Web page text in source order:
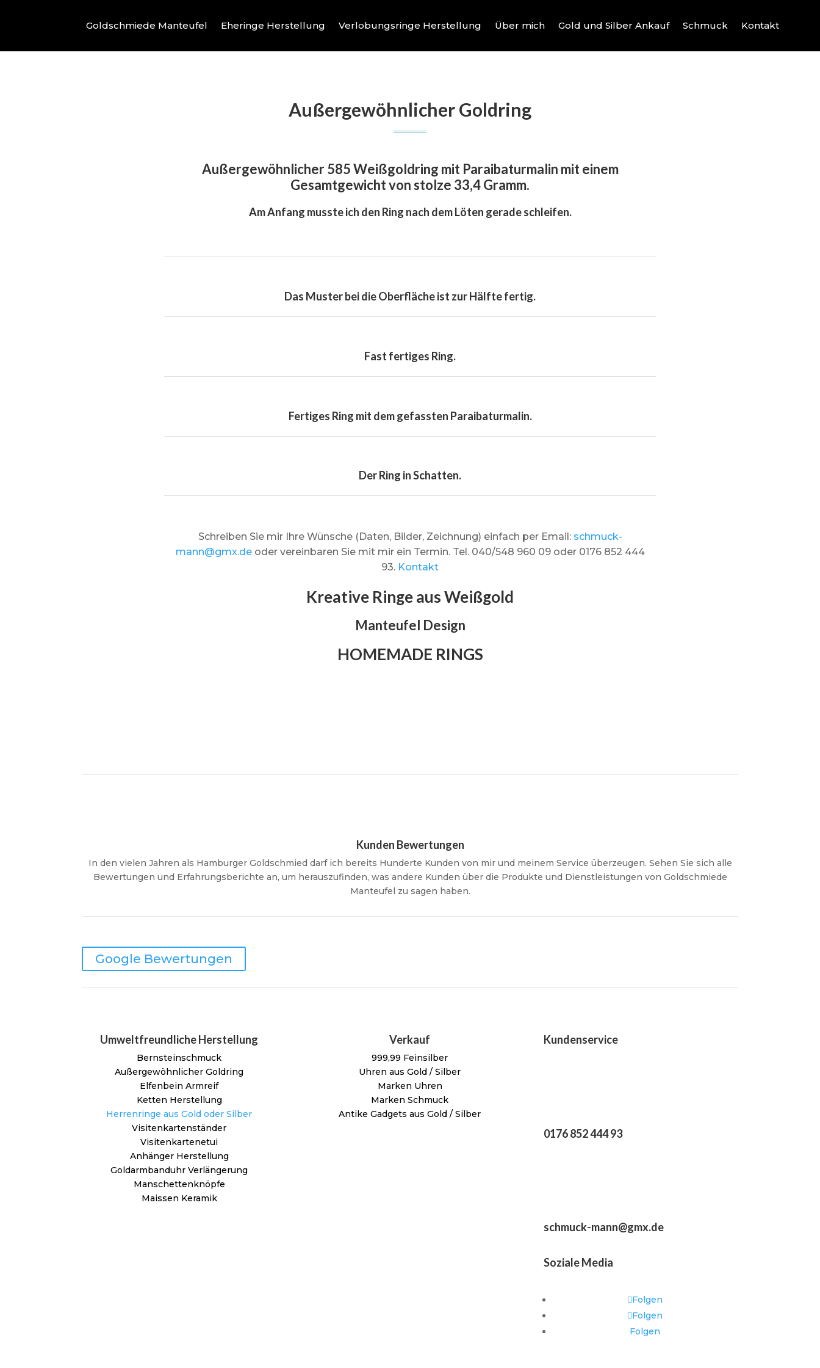
Goldschmiede Manteufel Eheringe Herstellung Verlobungsringe Herstellung Über mich Gold und Silber Ankauf Schmuck Kontakt
Außergewöhnlicher Goldring
Außergewöhnlicher 585 Weißgoldring mit Paraibaturmalin mit einem
Gesamtgewicht von stolze 33,4 Gramm.
Am Anfang musste ich den Ring nach dem Löten gerade schleifen.
Das Muster bei die Oberfläche ist zur Hälfte fertig.
Fast fertiges Ring.
Fertiges Ring mit dem gefassten Paraibaturmalin.
Der Ring in Schatten.
Schreiben Sie mir Ihre Wünsche (Daten, Bilder, Zeichnung) einfach per Email: schmuck-
mann@gmx.de oder vereinbaren Sie mit mir ein Termin. Tel. 040/548 960 09 oder 0176 852 444
93. Kontakt
Kreative Ringe aus Weißgold
Manteufel Design
HOMEMADE RINGS
Kunden Bewertungen
In den vielen Jahren als Hamburger Goldschmied darf ich bereits Hunderte Kunden von mir und meinem Service überzeugen. Sehen Sie sich alle
Bewertungen und Erfahrungsberichte an, um herauszufinden, was andere Kunden über die Produkte und Dienstleistungen von Goldschmiede
Manteufel zu sagen haben.
Google Bewertungen
Umweltfreundliche Herstellung
Bernsteinschmuck
Außergewöhnlicher Goldring
Elfenbein Armreif
Ketten Herstellung
Herrenringe aus Gold oder Silber
Visitenkartenständer
Visitenkartenetui
Anhänger Herstellung
Goldarmbanduhr Verlängerung
Manschettenknöpfe
Maissen Keramik
Verkauf
999,99 Feinsilber
Uhren aus Gold / Silber
Marken Uhren
Marken Schmuck
Antike Gadgets aus Gold / Silber
Kundenservice
0176 852 444 93
schmuck-mann@gmx.de
Soziale Media
Folgen
Folgen
Folgen